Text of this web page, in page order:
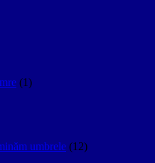
(1)
umbrele (12)